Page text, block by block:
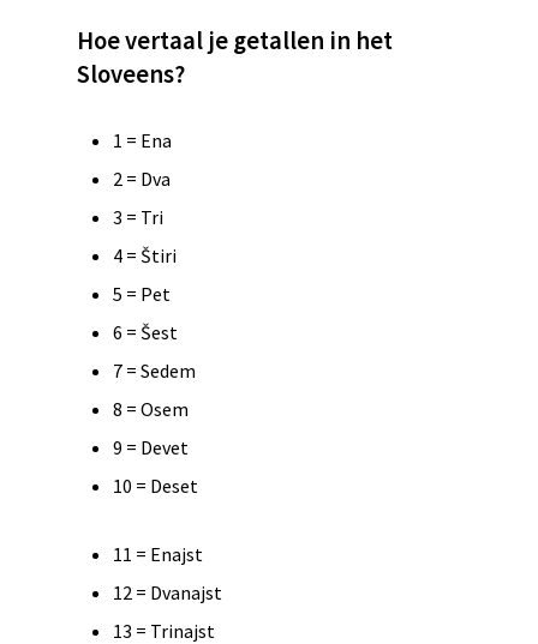
Hoe vertaal je getallen in het
Sloveens?
1 = Ena
2 = Dva
3 = Tri
4 = Štiri
5 = Pet
6 = Šest
7 = Sedem
8 = Osem
9 = Devet
10 = Deset
11 = Enajst
12 = Dvanajst
13 = Trinajst